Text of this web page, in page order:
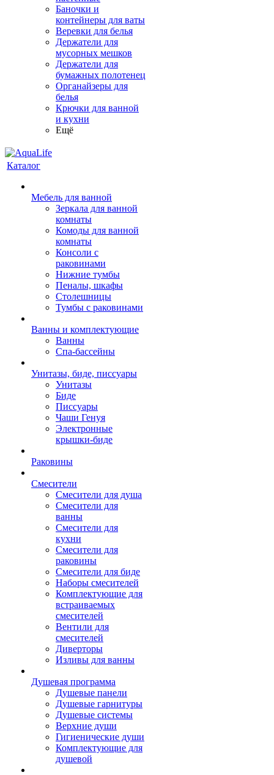
Баночки и
контейнеры для ваты
Веревки для белья
Держатели для
мусорных мешков
Держатели для
бумажных полотенец
Органайзеры для
белья
Крючки для ванной
и кухни
Ещё
Каталог
Мебель для ванной
Зеркала для ванной
комнаты
Комоды для ванной
комнаты
Консоли с
раковинами
Нижние тумбы
Пеналы, шкафы
Столешницы
Тумбы с раковинами
Ванны и комплектующие
Ванны
Спа-бассейны
Унитазы, биде, писсуары
Унитазы
Биде
Писсуары
Чаши Генуя
Электронные
крышки-биде
Раковины
Смесители
Смесители для душа
Смесители для
ванны
Смесители для
кухни
Смесители для
раковины
Смесители для биде
Наборы смесителей
Комплектующие для
встраиваемых
смесителей
Вентили для
смесителей
Диверторы
Изливы для ванны
Душевая программа
Душевые панели
Душевые гарнитуры
Душевые системы
Верхние души
Гигиенические души
Комплектующие для
душевой